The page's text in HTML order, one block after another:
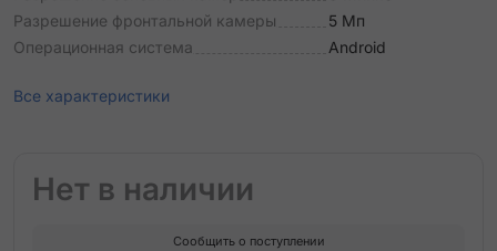
Разрешение фронтальной камеры
5 Мп
Операционная система
Android
Все характеристики
Нет в наличии
Сообщить о поступлении